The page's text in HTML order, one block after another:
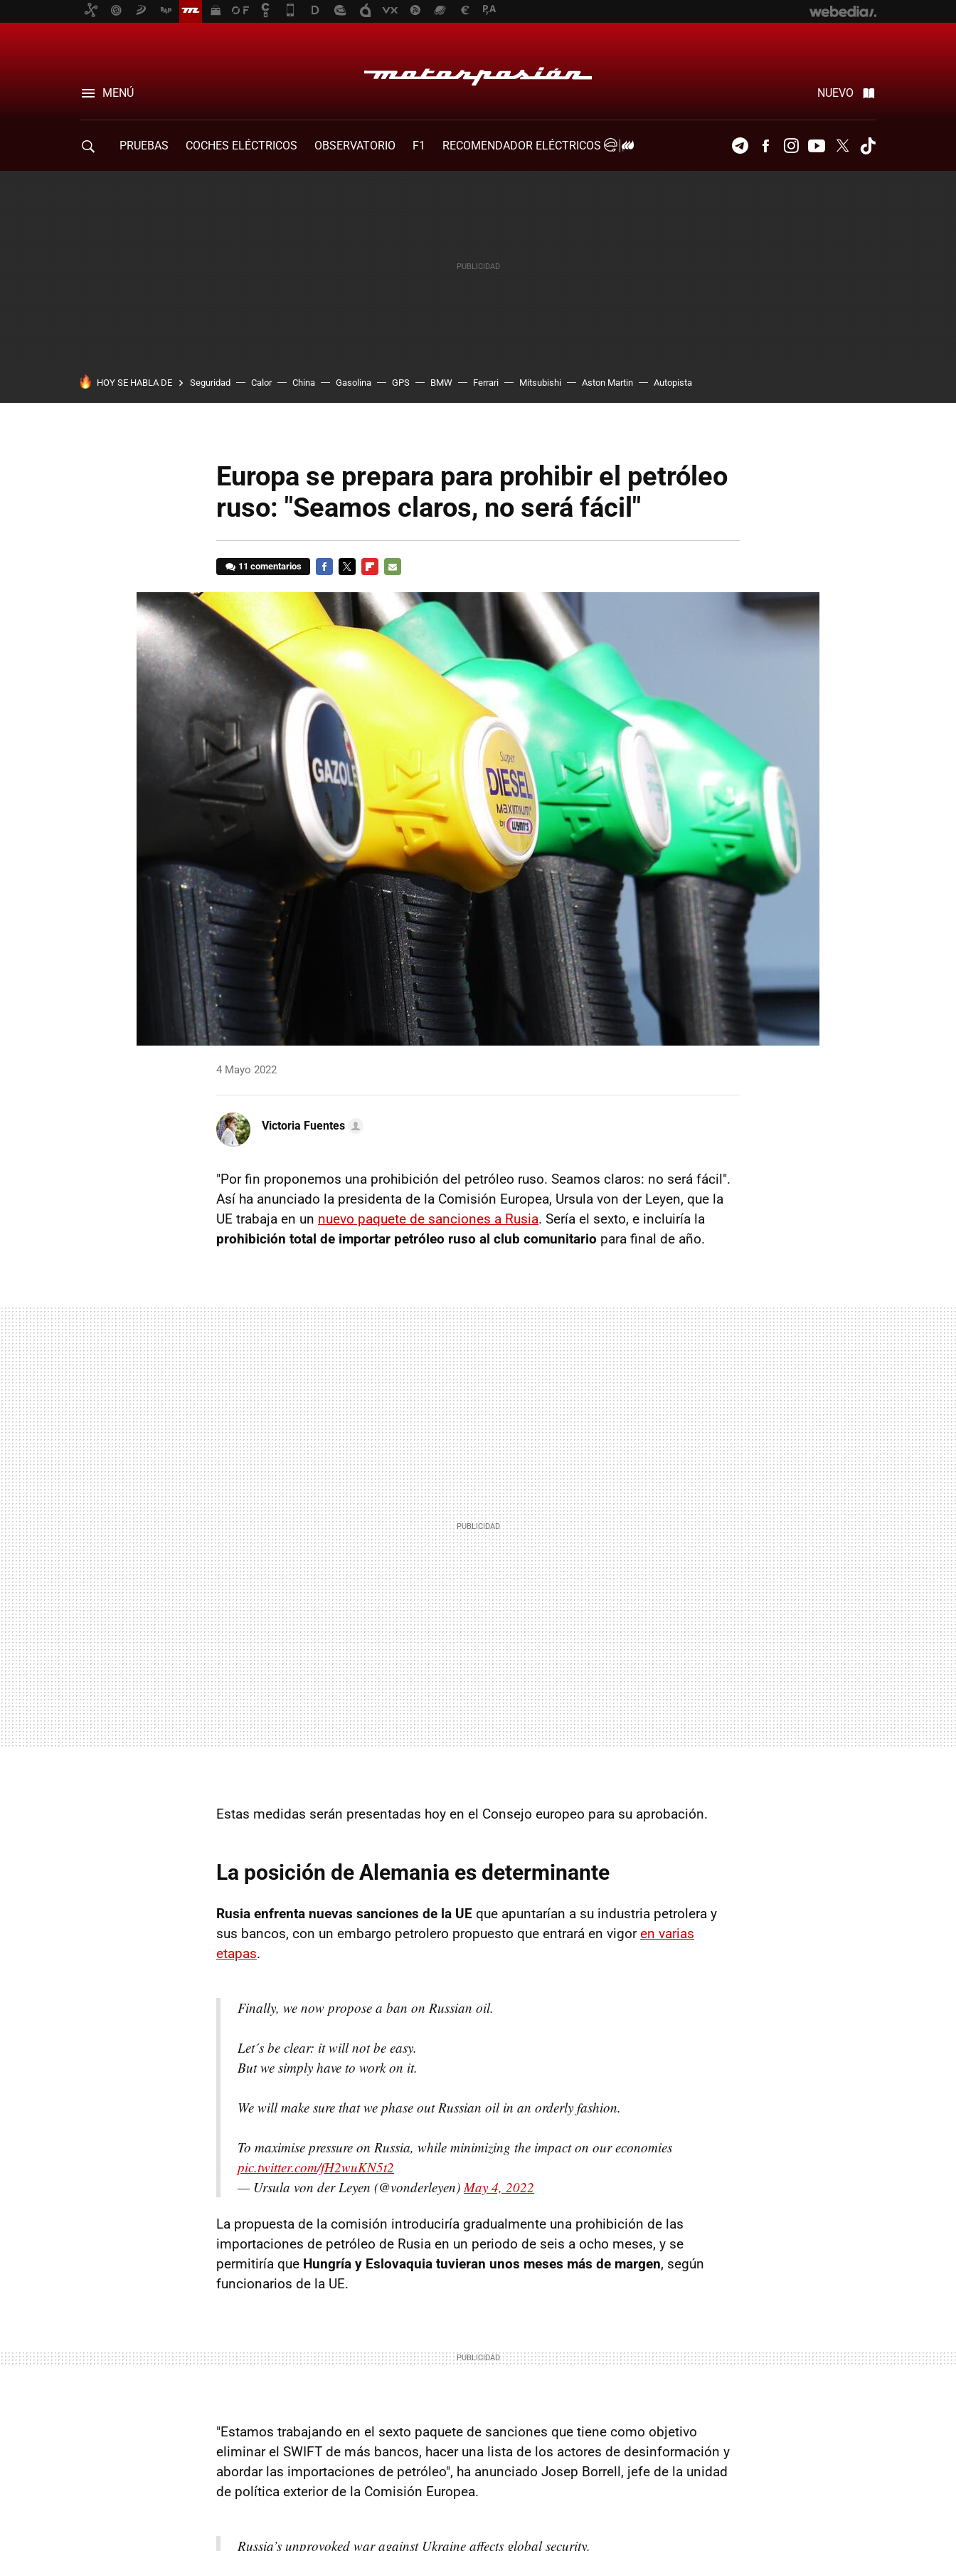
MENÚ NUEVO
PRUEBAS COCHES ELÉCTRICOS OBSERVATORIO F1
RECOMENDADOR ELÉCTRICOS
TelegramFacebookInstagramYoutubeTwitter
HOY SE HABLA DE Seguridad Calor China Gasolina GPS BMW Ferrari Mitsubishi Aston Martin Autopista
Europa se prepara para prohibir el petróleo
ruso: "Seamos claros, no será fácil"
11 comentarios
MAIL
4 Mayo 2022
Victoria Fuentes
"Por fin proponemos una prohibición del petróleo ruso. Seamos claros: no será fácil".
Así ha anunciado la presidenta de la Comisión Europea, Ursula von der Leyen, que la
UE trabaja en un nuevo paquete de sanciones a Rusia. Sería el sexto, e incluiría la
prohibición total de importar petróleo ruso al club comunitario para final de año.
Estas medidas serán presentadas hoy en el Consejo europeo para su aprobación.
La posición de Alemania es determinante
Rusia enfrenta nuevas sanciones de la UE que apuntarían a su industria petrolera y
sus bancos, con un embargo petrolero propuesto que entrará en vigoren varias
etapas.
Finally, we now propose a ban on Russian oil.
Let´s be clear: it will not be easy.
But we simply have to work on it.
We will make sure that we phase out Russian oil in an orderly fashion.
To maximise pressure on Russia, while minimizing the impact on our economies
pic.twitter.com/fH2wuKN5t2
— Ursula von der Leyen (@vonderleyen)May 4, 2022
La propuesta de la comisión introduciría gradualmente una prohibición de las
importaciones de petróleo de Rusia en un periodo de seis a ocho meses, y se
permitiría que Hungría y Eslovaquia tuvieran unos meses más de margen, según
funcionarios de la UE.
"Estamos trabajando en el sexto paquete de sanciones que tiene como objetivo
eliminar el SWIFT de más bancos, hacer una lista de los actores de desinformación y
abordar las importaciones de petróleo", ha anunciado Josep Borrell, jefe de la unidad
de política exterior de la Comisión Europea.
Russia’s unprovoked war against Ukraine affects global security.